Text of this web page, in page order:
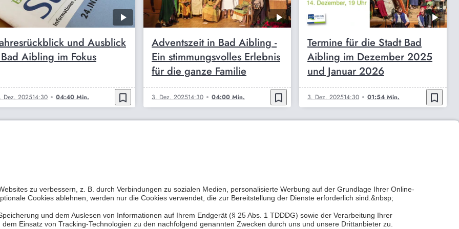
und Ausblick
Aibling im Fokus
Dez. 202514:30 04:40 Min. bookmark_border
Adventszeit in Bad Aibling -
Ein stimmungsvolles Erlebnis
für die ganze Familie
3. Dez. 202514:30 04:00 Min. bookmark_border
Termine für die Stadt Bad
Aibling im Dezember 2025
und Januar 2026
3. Dez. 202514:30 01:54 Min. bookmark_border